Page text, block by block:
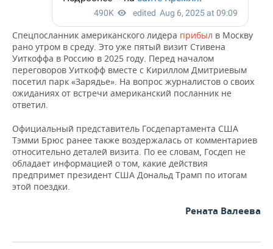
Спецпосланник американского лидера прибыл в Москву
рано утром в среду. Это уже пятый визит Стивена
Уиткоффа в Россию в 2025 году. Перед началом
переговоров Уиткофф вместе с Кириллом Дмитриевым
посетил парк «Зарядье». На вопрос журналистов о своих
ожиданиях от встречи американский посланник не
ответил.
Официальный представитель Госдепартамента США
Тэмми Брюс ранее также воздержалась от комментариев
относительно деталей визита. По ее словам, Госдеп не
обладает информацией о том, какие действия
предпримет президент США Дональд Трамп по итогам
этой поездки.
Рената Валеева